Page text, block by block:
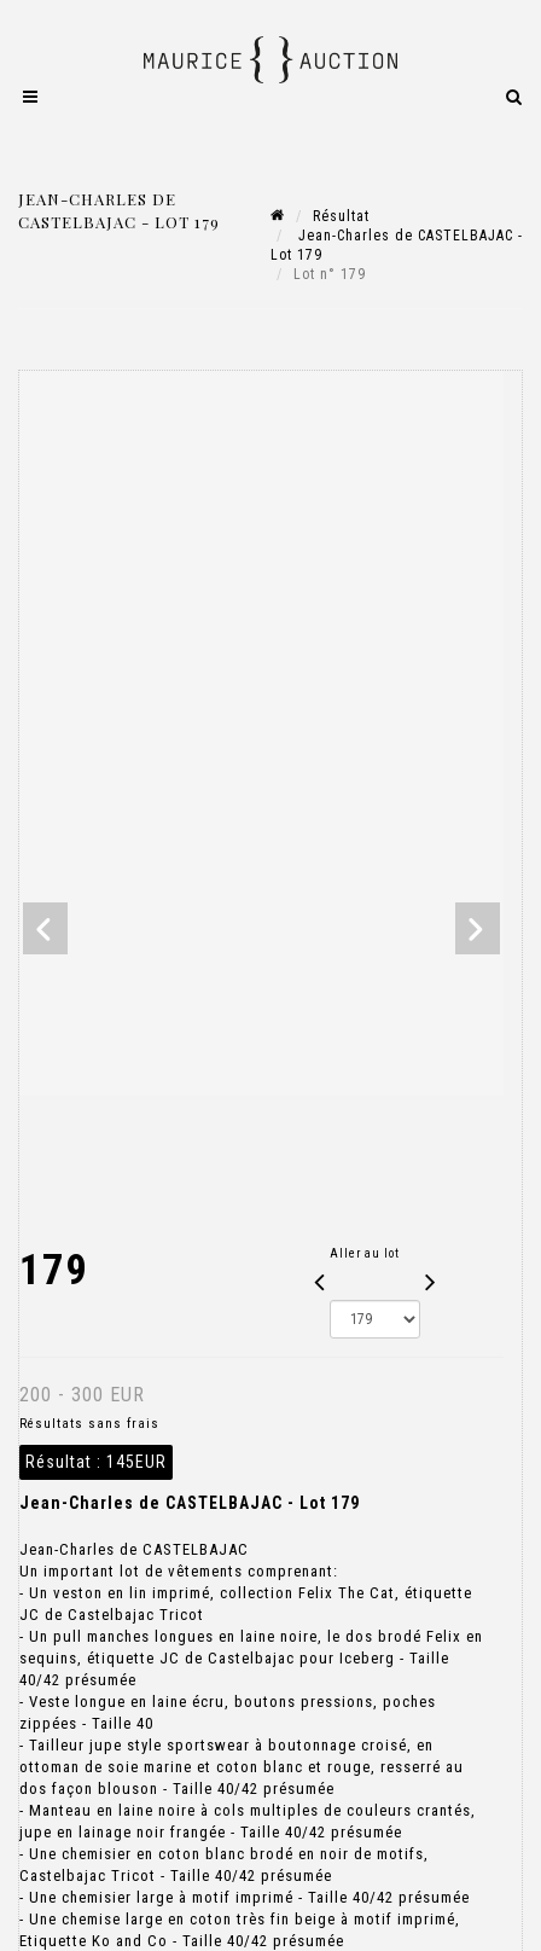
JEAN-CHARLES DE
CASTELBAJAC - LOT 179
Résultat
Jean-Charles de CASTELBAJAC -
Lot 179
Lot n° 179
179 Aller au lot
200 - 300 EUR
Résultats sans frais
Résultat : 145EUR
Jean-Charles de CASTELBAJAC - Lot 179
Jean-Charles de CASTELBAJAC
Un important lot de vêtements comprenant:
- Un veston en lin imprimé, collection Felix The Cat, étiquette
JC de Castelbajac Tricot
- Un pull manches longues en laine noire, le dos brodé Felix en
sequins, étiquette JC de Castelbajac pour Iceberg - Taille
40/42 présumée
- Veste longue en laine écru, boutons pressions, poches
zippées - Taille 40
- Tailleur jupe style sportswear à boutonnage croisé, en
ottoman de soie marine et coton blanc et rouge, resserré au
dos façon blouson - Taille 40/42 présumée
- Manteau en laine noire à cols multiples de couleurs crantés,
jupe en lainage noir frangée - Taille 40/42 présumée
- Une chemisier en coton blanc brodé en noir de motifs,
Castelbajac Tricot - Taille 40/42 présumée
- Une chemisier large à motif imprimé - Taille 40/42 présumée
- Une chemise large en coton très fin beige à motif imprimé,
Etiquette Ko and Co - Taille 40/42 présumée